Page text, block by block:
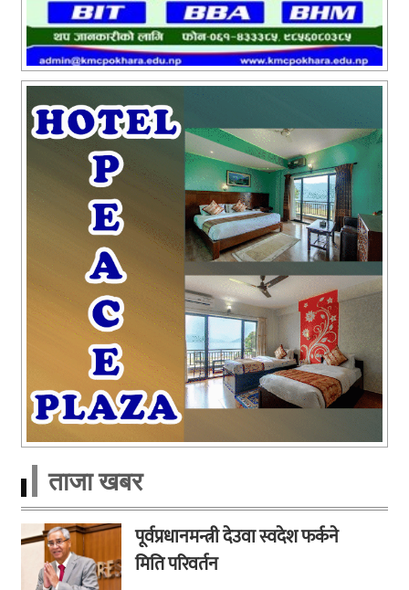
ताजा खबर
पूर्वप्रधानमन्त्री देउवा स्वदेश फर्कने
मिति परिवर्तन